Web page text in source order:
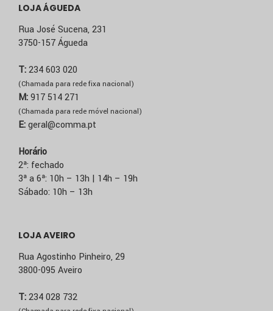
LOJA ÁGUEDA
Rua José Sucena, 231
3750-157 Águeda
T:234 603 020
(Chamada para rede fixa nacional)
M:917 514 271
(Chamada para rede móvel nacional)
E:geral@comma.pt
Horário
2ª: fechado
3ª a 6ª: 10h – 13h | 14h – 19h
Sábado: 10h – 13h
LOJA AVEIRO
Rua Agostinho Pinheiro, 29
3800-095 Aveiro
T:234 028 732